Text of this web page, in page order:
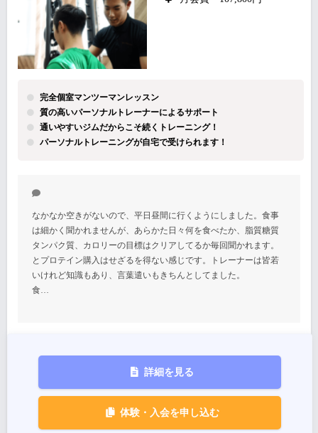
完全個室マンツーマンレッスン
質の高いパーソナルトレーナーによるサポート
通いやすいジムだからこそ続くトレーニング！
パーソナルトレーニングが自宅で受けられます！
なかなか空きがないので、平日昼間に行くようにしました。食事
は細かく聞かれませんが、あらかた日々何を食べたか、脂質糖質
タンパク質、カロリーの目標はクリアしてるか毎回聞かれます。
とプロテイン購入はせざるを得ない感じです。トレーナーは皆若
いけれど知識もあり、言葉遣いもきちんとしてました。
食…
詳細を見る
体験・入会を申し込む